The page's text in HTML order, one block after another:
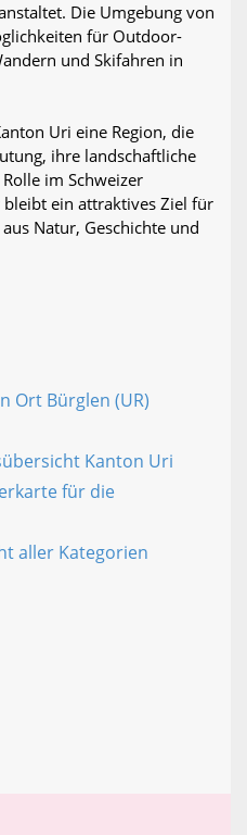
Die Umgebung von
für Outdoor-
und Skifahren in
Uri eine Region, die
ihre landschaftliche
im Schweizer
bleibt ein attraktives Ziel für
Natur, Geschichte und
Ort Bürglen (UR)
Kanton Uri
für die
aller Kategorien